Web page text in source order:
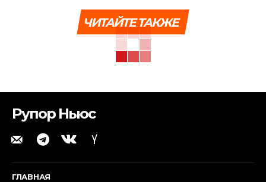
ЧИТАЙТЕ ТАКЖЕ
Рупор Ньюс
ГЛАВНАЯ